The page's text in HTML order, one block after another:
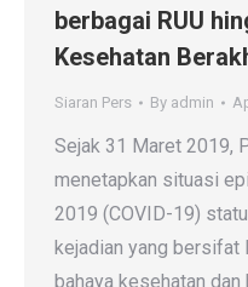
berbagai RUU
Kesehatan
Siaran Pers By admin
Sejak 31 Maret 2019,
menetapkan situasi
2019 (COVID-19)
kejadian yang bersifat
bahaya kesehatan